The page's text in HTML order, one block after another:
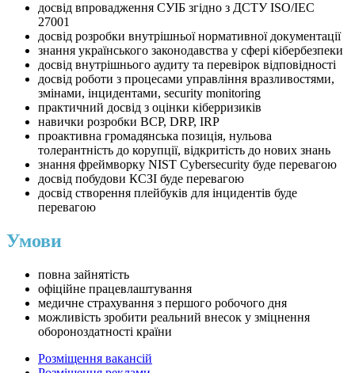
досвід впровадження СУІБ згідно з ДСТУ ISO/IEC
27001
досвід розробки внутрішньої нормативної документації
знання українського законодавства у сфері кібербезпеки
досвід внутрішнього аудиту та перевірок відповідності
досвід роботи з процесами управління вразливостями,
змінами, інцидентами, security monitoring
практичний досвід з оцінки кіберризиків
навички розробки BCP, DRP, IRP
проактивна громадянська позиція, нульова
толерантність до корупції, відкритість до нових знань
знання фреймворку NIST Cybersecurity буде перевагою
⁠досвід побудови КСЗІ буде перевагою
досвід створення плейбуків для інцидентів буде
перевагою
Умови
повна зайнятість
офіційне працевлаштування
медичне страхування з першого робочого дня
можливість зробити реальний внесок у зміцнення
обороноздатності країни
Розміщення вакансій